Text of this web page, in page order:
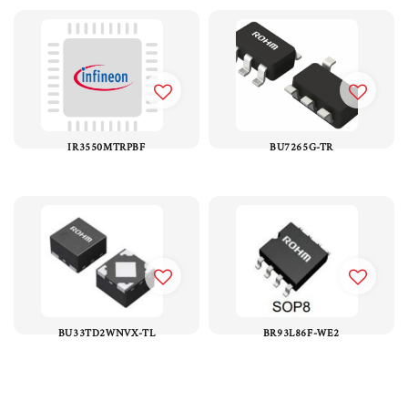
IR3550MTRPBF BU7265G-TR
BU33TD2WNVX-TL BR93L86F-WE2